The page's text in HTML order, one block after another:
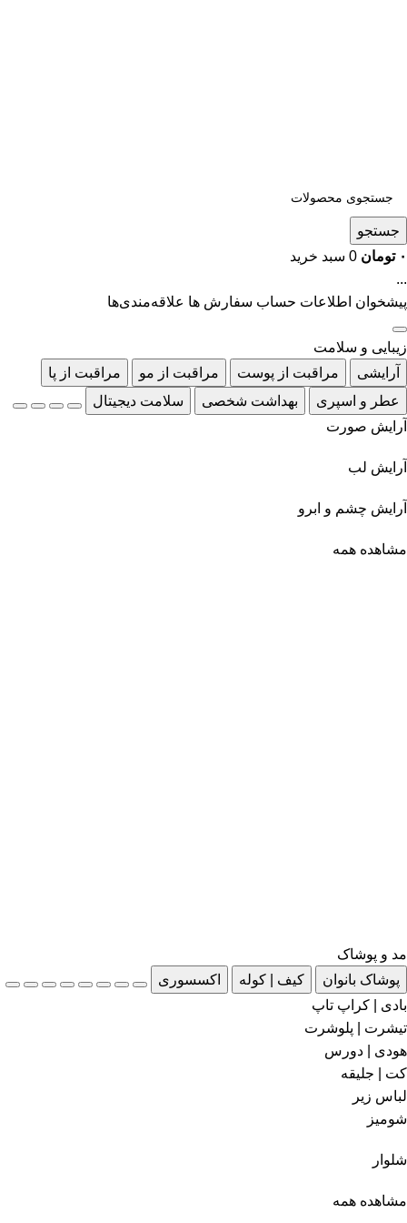
جستجو
۰ تومان 0 سبد خرید
...
پیشخوان اطلاعات حساب سفارش ها علاقه‌مندی‌ها
زیبایی و سلامت
آرایشی
مراقبت از پوست مراقبت از مو
مراقبت از پا
عطر و اسپری
بهداشت شخصی
سلامت دیجیتال
آرایش صورت
آرایش لب
آرایش چشم و ابرو
مشاهده همه
مد و پوشاک
پوشاک بانوان
کیف | کوله
اکسسوری
بادی | کراپ تاپ
تیشرت | پلوشرت
هودی | دورس
کت | جلیقه
لباس زیر
شومیز
شلوار
مشاهده همه